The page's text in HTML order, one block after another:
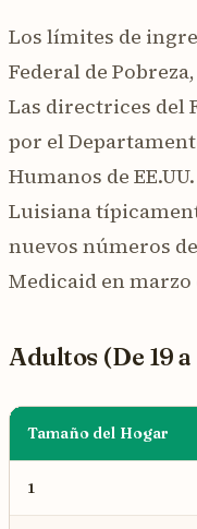
Los límites de
Federal de
Las directrices del
por el
Humanos de
Luisiana
nuevos números
Medicaid en marzo
Adultos (De 19 a
Tamaño del Hogar
1